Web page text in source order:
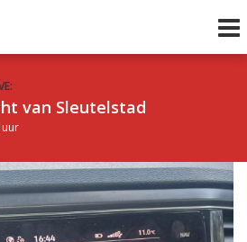
van Sleutelstad
uur
uur 1 van 0 Volgend uur